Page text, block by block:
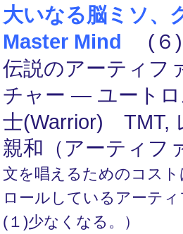
大いなる脳ミソ、
Master Mind (６
伝説のアーティフ
チャー ― ユート
士(Warrior) TMT,
親和（アーティフ
文を唱えるためのコス
ロールしているアーテ
(１)少なくなる。）